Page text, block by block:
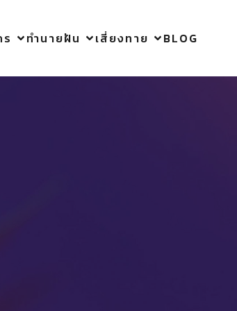
ทำนายฝัน เสี่ยงทาย BLOG